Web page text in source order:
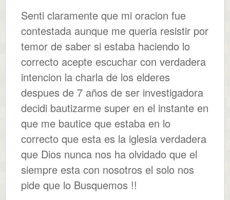
Senti claramente que mi oracion fue
contestada aunque me queria resistir por
temor de saber si estaba haciendo lo
correcto acepte escuchar con verdadera
intencion la charla de los elderes
despues de 7 años de ser investigadora
decidi bautizarme super en el instante en
que me bautice que estaba en lo
correcto que esta es la iglesia verdadera
que Dios nunca nos ha olvidado que el
siempre esta con nosotros el solo nos
pide que lo Busquemos !!